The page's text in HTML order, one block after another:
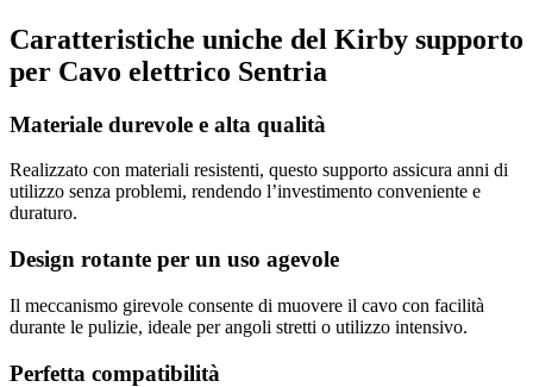
Caratteristiche uniche del Kirby supporto
per Cavo elettrico Sentria
Materiale durevole e alta qualità
Realizzato con materiali resistenti, questo supporto assicura anni di
utilizzo senza problemi, rendendo l’investimento conveniente e
duraturo.
Design rotante per un uso agevole
Il meccanismo girevole consente di muovere il cavo con facilità
durante le pulizie, ideale per angoli stretti o utilizzo intensivo.
Perfetta compatibilità